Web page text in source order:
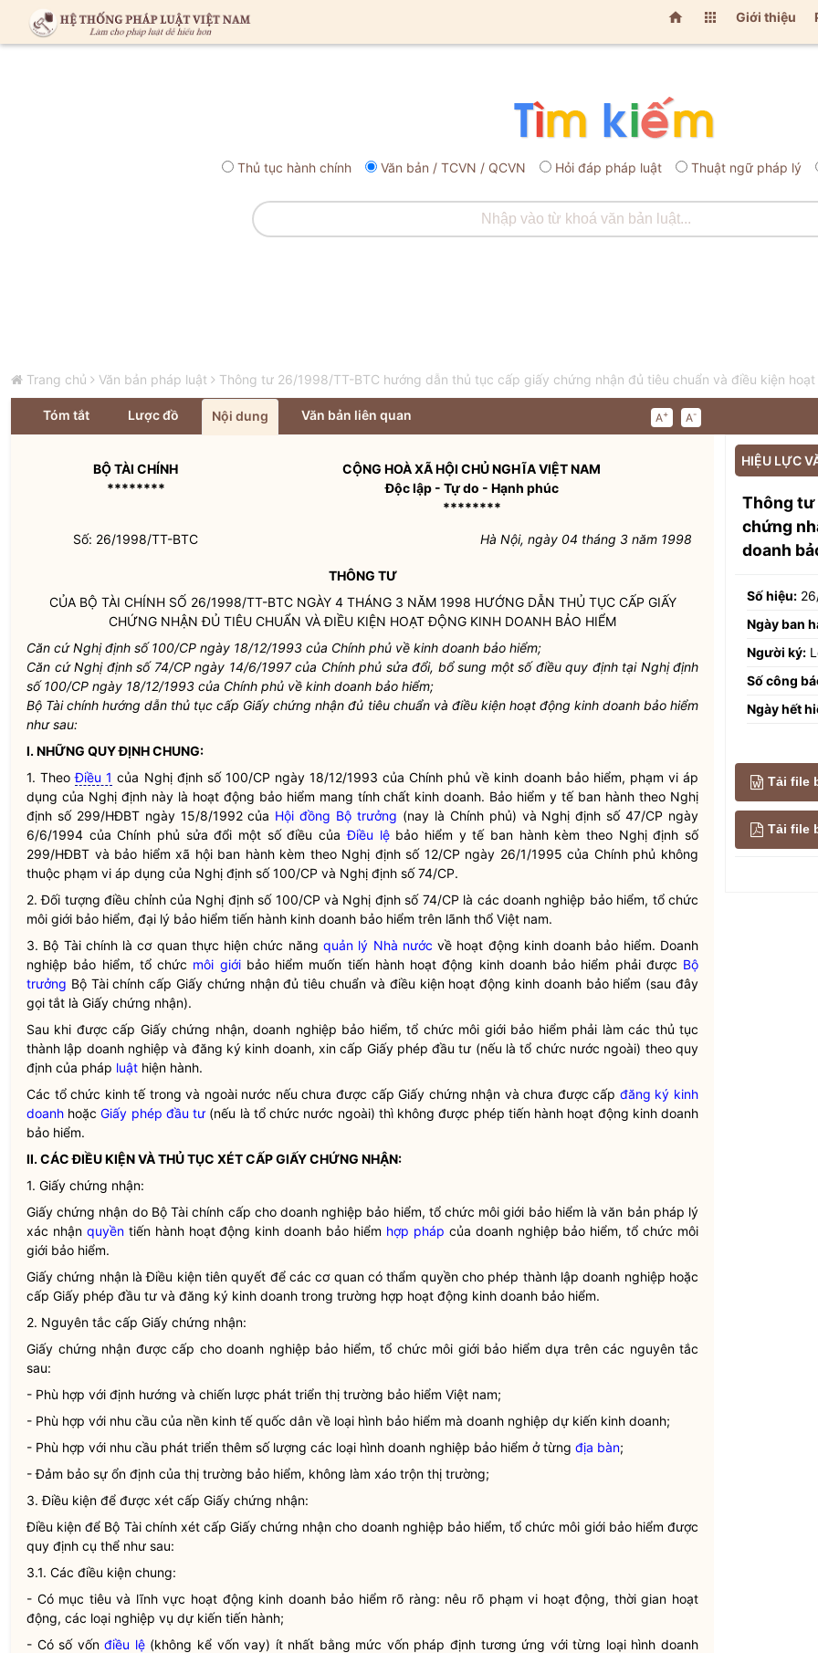
  Giới thiệu
Thủ tục hành chính Văn bản / TCVN / QCVN Hỏi đáp pháp luật Thuật ngữ pháp lý
Trang chủ Văn bản pháp luật Thông tư 26/1998/TT-BTC hướng dẫn thủ tục cấp giấy chứng nhận đủ tiêu chuẩn và điều kiện
Tóm tắt Lược đồ Nội dung Văn bản liên quan A+ A-
BỘ TÀI CHÍNH
********
CỘNG HOÀ XÃ HỘI CHỦ NGHĨA VIỆT NAM
Độc lập - Tự do - Hạnh phúc
********
Số: 26/1998/TT-BTC Hà Nội, ngày 04 tháng 3 năm 1998
THÔNG TƯ
CỦA BỘ TÀI CHÍNH SỐ 26/1998/TT-BTC NGÀY 4 THÁNG 3 NĂM 1998 HƯỚNG DẪN THỦ TỤC CẤP GIẤY
CHỨNG NHẬN ĐỦ TIÊU CHUẨN VÀ ĐIỀU KIỆN HOẠT ĐỘNG KINH DOANH BẢO HIỂM
Căn cứ Nghị định số 100/CP ngày 18/12/1993 của Chính phủ về kinh doanh bảo hiểm;
Căn cứ Nghị định số 74/CP ngày 14/6/1997 của Chính phủ sửa đổi, bổ sung một số điều quy định tại Nghị định
số 100/CP ngày 18/12/1993 của Chính phủ về kinh doanh bảo hiểm;
Bộ Tài chính hướng dẫn thủ tục cấp Giấy chứng nhận đủ tiêu chuẩn và điều kiện hoạt động kinh doanh bảo hiểm
như sau:
I. NHỮNG QUY ĐỊNH CHUNG:
1. TheoĐiều 1 của Nghị định số 100/CP ngày 18/12/1993 của Chính phủ về kinh doanh bảo hiểm, phạm vi áp
dụng của Nghị định này là hoạt động bảo hiểm mang tính chất kinh doanh. Bảo hiểm y tế ban hành theo Nghị
định số 299/HĐBT ngày 15/8/1992 của Hội đồng Bộ trưởng (nay là Chính phủ) và Nghị định số 47/CP ngày
6/6/1994 của Chính phủ sửa đổi một số điều củaĐiều lệbảo hiểm y tế ban hành kèm theo Nghị định số
299/HĐBT và bảo hiểm xã hội ban hành kèm theo Nghị định số 12/CP ngày 26/1/1995 của Chính phủ không
thuộc phạm vi áp dụng của Nghị định số 100/CP và Nghị định số 74/CP.
2. Đối tượng điều chỉnh của Nghị định số 100/CP và Nghị định số 74/CP là các doanh nghiệp bảo hiểm, tổ chức
môi giới bảo hiểm, đại lý bảo hiểm tiến hành kinh doanh bảo hiểm trên lãnh thổ Việt nam.
3. Bộ Tài chính là cơ quan thực hiện chức năng quản lý Nhà nước về hoạt động kinh doanh bảo hiểm. Doanh
nghiệp bảo hiểm, tổ chức môi giớibảo hiểm muốn tiến hành hoạt động kinh doanh bảo hiểm phải được Bộ
trưởng Bộ Tài chính cấp Giấy chứng nhận đủ tiêu chuẩn và điều kiện hoạt động kinh doanh bảo hiểm (sau đây
gọi tắt là Giấy chứng nhận).
Sau khi được cấp Giấy chứng nhận, doanh nghiệp bảo hiểm, tổ chức môi giớibảo hiểm phải làm các thủ tục
thành lập doanh nghiệp và đăng ký kinh doanh, xin cấp Giấy phép đầu tư (nếu là tổ chức nước ngoài) theo quy
định của pháp luật hiện hành.
Các tổ chức kinh tế trong và ngoài nước nếu chưa được cấp Giấy chứng nhận và chưa được cấp đăng ký kinh
doanh hoặcGiấy phép đầu tư (nếu là tổ chức nước ngoài) thì không được phép tiến hành hoạt động kinh doanh
bảo hiểm.
II. CÁC ĐIỀU KIỆN VÀ THỦ TỤC XÉT CẤP GIẤY CHỨNG NHẬN:
1. Giấy chứng nhận:
Giấy chứng nhận do Bộ Tài chính cấp cho doanh nghiệp bảo hiểm, tổ chức môi giới bảo hiểm là văn bản pháp lý
xác nhận quyềntiến hành hoạt động kinh doanh bảo hiểm hợp pháp của doanh nghiệp bảo hiểm, tổ chức môi
giới bảo hiểm.
Giấy chứng nhận là Điều kiện tiên quyết để các cơ quan có thẩm quyềncho phép thành lập doanh nghiệp hoặc
cấp Giấy phép đầu tư và đăng ký kinh doanh trong trường hợp hoạt động kinh doanh bảo hiểm.
2. Nguyên tắc cấp Giấy chứng nhận:
Giấy chứng nhận được cấp cho doanh nghiệp bảo hiểm, tổ chức môi giớibảo hiểm dựa trên các nguyên tắc
sau:
- Phù hợp với định hướng và chiến lược phát triển thị trường bảo hiểm Việt nam;
- Phù hợp với nhu cầu của nền kinh tế quốc dân về loại hình bảo hiểm mà doanh nghiệp dự kiến kinh doanh;
- Phù hợp với nhu cầu phát triển thêm số lượng các loại hình doanh nghiệp bảo hiểm ở từng địa bàn;
- Đảm bảo sự ổn định của thị trường bảo hiểm, không làm xáo trộn thị trường;
3. Điều kiện để được xét cấp Giấy chứng nhận:
Điều kiện để Bộ Tài chính xét cấp Giấy chứng nhận cho doanh nghiệp bảo hiểm, tổ chức môi giớibảo hiểm được
quy định cụ thể như sau:
3.1. Các điều kiện chung:
- Có mục tiêu và lĩnh vực hoạt động kinh doanh bảo hiểm rõ ràng: nêu rõ phạm vi hoạt động, thời gian hoạt
động, các loại nghiệp vụ dự kiến tiến hành;
- Có số vốnđiều lệ(không kể vốn vay) ít nhất bằng mức vốn pháp định tương ứng với từng loại hình doanh
HIỆU LỰC
Thông tư
chứng
doanh
Số hiệu:
Ngày ban
Người ký:
Số công
Ngày hết
Tải file
Tải file